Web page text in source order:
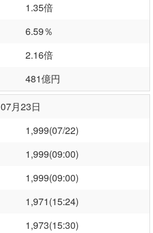
1.35倍
6.59％
2.16倍
481億円
07月23日
1,999(07/22)
1,999(09:00)
1,999(09:00)
1,971(15:24)
1,973(15:30)